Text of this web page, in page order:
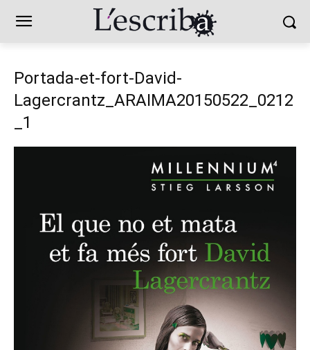
Portada-et-fort-David-
Lagercrantz_ARAIMA20150522_0212
_1